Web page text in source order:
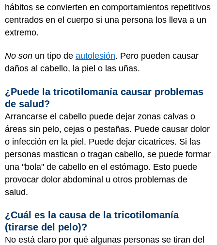
hábitos se convierten en comportamientos repetitivos
centrados en el cuerpo si una persona los lleva a un
extremo.
No son un tipo de autolesión. Pero pueden causar
daños al cabello, la piel o las uñas.
¿Puede la tricotilomanía causar problemas
de salud?
Arrancarse el cabello puede dejar zonas calvas o
áreas sin pelo, cejas o pestañas. Puede causar dolor
o infección en la piel. Puede dejar cicatrices. Si las
personas mastican o tragan cabello, se puede formar
una "bola" de cabello en el estómago. Esto puede
provocar dolor abdominal u otros problemas de
salud.
¿Cuál es la causa de la tricotilomanía
(tirarse del pelo)?
No está claro por qué algunas personas se tiran del